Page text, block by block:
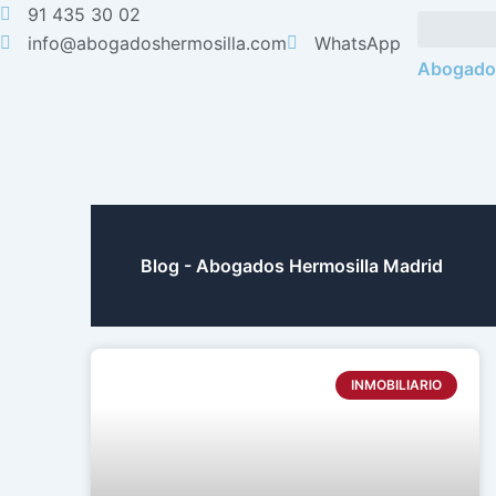
Ir
al
91 435 30 02
info@abogadoshermosilla.com
WhatsApp
Blog - Abogados Hermosilla Madrid
INMOBILIARIO